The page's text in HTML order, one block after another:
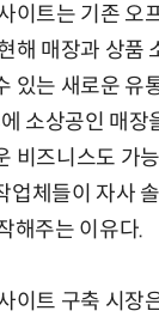
이트는 기존 오
해 매장과 상품
있는 새로운 유
소상공인 매장
비즈니스도 가
업체들이 자사
해주는 이유다.
이트 구축 시장